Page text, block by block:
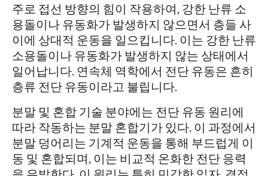
주로 접선 방향의 힘이 작용하여, 강한 난류 소
용돌이나 유동화가 발생하지 않으면서 층들 사
이에 상대적 운동을 일으킵니다. 이는 강한 난류
소용돌이나 유동화가 발생하지 않는 상태에서
일어납니다. 연속체 역학에서 전단 유동은 흔히
층류 전단 유동이라고 불립니다.
분말 및 혼합 기술 분야에는 전단 유동 원리에
따라 작동하는 분말 혼합기가 있다. 이 과정에서
분말 덩어리는 기계적 운동을 통해 부드럽게 이
동 및 혼합되며, 이는 비교적 온화한 전단 응력